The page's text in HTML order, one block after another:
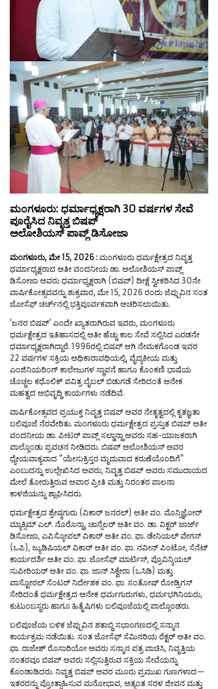
ಮಂಗಳೂರು: ಧರ್ಮಾಧ್ಯಕ್ಷರಾಗಿ 30 ವರ್ಷಗಳ ಸೇವೆ
ಪೂರೈಸಿದ ನಿವೃತ್ತ ಬಿಷಪ್
ಅಲೋಶಿಯಸ್ ಪಾವ್ಲ್ ಡಿಸೋಜಾ
ಮಂಗಳೂರು, ಮೇ 15, 2026 : ಮಂಗಳೂರು ಧರ್ಮಕ್ಷೇತ್ರದ ನಿವೃತ್ತ
ಧರ್ಮಾಧ್ಯಕ್ಷರಾದ ಅತೀ ವಂದನೀಯ ಡಾ. ಅಲೋಶಿಯಸ್ ಪಾವ್ಲ್
ಡಿಸೋಜಾ ಅವರು ಧರ್ಮಾಧ್ಯಕ್ಷರಾಗಿ (ಬಿಷಪ್) ದೀಕ್ಷೆ ಸ್ವೀಕರಿಸಿದ 30ನೇ
ವಾರ್ಷಿಕೋತ್ಸವವನ್ನು ಶುಕ್ರವಾರ, ಮೇ 15, 2026 ರಂದು ಜೆಪ್ಪುವಿನ ಸಂತ
ಜೋಸೆಫ್ ಚರ್ಚ್‌ನಲ್ಲಿ ಭಕ್ತಿಪೂರ್ವಕವಾಗಿ ಆಚರಿಸಲಾಯಿತು.
‘ಜನರ ಬಿಷಪ್’ ಎಂದೇ ಖ್ಯಾತರಾಗಿರುವ ಇವರು, ಮಂಗಳೂರು
ಧರ್ಮಕ್ಷೇತ್ರದ ಇತಿಹಾಸದಲ್ಲಿ ಅತೀ ಹೆಚ್ಚು ಕಾಲ ಸೇವೆ ಸಲ್ಲಿಸಿದ ಎರಡನೇ
ಧರ್ಮಾಧ್ಯಕ್ಷರಾಗಿದ್ದಾರೆ. 1996ರಲ್ಲಿ ಬಿಷಪ್ ಆಗಿ ನೇಮಕಗೊಂಡ ಇವರ
22 ವರ್ಷಗಳ ಸಕ್ರಿಯ ಅಧಿಕಾರಾವಧಿಯಲ್ಲಿ, ವೈದ್ಯಕೀಯ ಮತ್ತು
ಎಂಜಿನಿಯರಿಂಗ್ ಕಾಲೇಜುಗಳ ಸ್ಥಾಪನೆ ಹಾಗೂ ಕೊಂಕಣಿ ಭಾಷೆಯ
ಚೊಚ್ಚಲ ಕಥೊಲಿಕ್ ಪವಿತ್ರ ಬೈಬಲ್ ಬಿಡುಗಡೆ ಸೇರಿದಂತೆ ಅನೇಕ
ಮಹತ್ವದ ಅಭಿವೃದ್ಧಿ ಕಾರ್ಯಗಳು ನಡೆದಿವೆ.
ವಾರ್ಷಿಕೋತ್ಸವದ ಪ್ರಯುಕ್ತ ನಿವೃತ್ತ ಬಿಷಪ್ ಅವರ ನೇತೃತ್ವದಲ್ಲಿ ಕೃತಜ್ಞತಾ
ಬಲಿಪೂಜೆ ನೆರವೇರಿತು. ಮಂಗಳೂರು ಧರ್ಮಕ್ಷೇತ್ರದ ಪ್ರಸ್ತುತ ಬಿಷಪ್ ಅತೀ
ವಂದನೀಯ ಡಾ. ಪೀಟರ್ ಪಾವ್ಲ್ ಸಲ್ಡಾನ್ಹಾ ಅವರು ಸಹ-ಯಾಜಕರಾಗಿ
ಪಾಲ್ಗೊಂಡು ಪ್ರವಚನ ನೀಡಿದರು. ಬಿಷಪ್ ಅಲೋಶಿಯಸ್ ಅವರ
ಧ್ಯೇಯವಾಕ್ಯವಾದ “ಯೇಸುಕ್ರಿಸ್ತರ ಮೃದುವಾದ ಕರುಣೆಯೊಂದಿಗೆ”
ಎಂಬುದನ್ನು ಉಲ್ಲೇಖಿಸಿದ ಅವರು, ನಿವೃತ್ತ ಬಿಷಪ್ ಅವರು ಸಮುದಾಯದ
ಮೇಲೆ ತೋರುತ್ತಿರುವ ಅಪಾರ ಪ್ರೀತಿ ಮತ್ತು ನಿರಂತರ ಪಾಲನಾ
ಕಾಳಜಿಯನ್ನು ಶ್ಲಾಘಿಸಿದರು.
ಧರ್ಮಕ್ಷೇತ್ರದ ಶ್ರೇಷ್ಠಗುರು (ವಿಕಾರ್ ಜನರಲ್) ಅತೀ ವಂ. ಮೊನ್ಸಿಜ್ಞೋರ್
ಮ್ಯಾಕ್ಸಿಮ್ ಎಲ್. ನೊರೊನ್ಹಾ, ಚಾನ್ಸೆಲರ್ ಅತೀ ವಂ. ಡಾ. ವಿಕ್ಟರ್ ಜಾರ್ಜ್
ಡಿಸೋಜಾ, ಎಪಿಸ್ಕೋಪಲ್ ವಿಕಾರ್ ಅತೀ ವಂ. ಫಾ. ಡೇನಿಯಲ್ ವೇಗಸ್
(ಒಪಿ), ಜ್ಯುಡಿಷಿಯಲ್ ವಿಕಾರ್ ಅತೀ ವಂ. ಫಾ. ನವೀನ್ ಪಿಂಟೋ, ಸೆನೆಟ್
ಕಾರ್ಯದರ್ಶಿ ಅತೀ ವಂ. ಫಾ. ಜೋಸೆಫ್ ಮಾರ್ಟಿಸ್, ಪ್ರೊವಿನ್ಶಿಯಲ್
ಸುಪೀರಿಯರ್ ಅತೀ ವಂ. ಫಾ. ಜಾನ್ ಸಿಕ್ವೇರಾ (ಒಸಿಡಿ) ಮತ್ತು
ಪಾಸ್ಟೋರಲ್ ಸೆಂಟರ್ ನಿರ್ದೇಶಕ ವಂ. ಫಾ. ಸಂತೋಷ್ ರೋಡ್ರಿಗಸ್
ಸೇರಿದಂತೆ ಧರ್ಮಕ್ಷೇತ್ರದ ಅನೇಕ ಧರ್ಮಗುರುಗಳು, ಧರ್ಮಭಗಿನಿಯರು,
ಕುಟುಂಬಸ್ಥರು ಹಾಗೂ ಹಿತೈಷಿಗಳು ಬಲಿಪೂಜೆಯಲ್ಲಿ ಪಾಲ್ಗೊಂಡರು.
ಬಲಿಪೂಜೆಯ ಬಳಿಕ ಜೆಪ್ಪುವಿನ ಶತಾಬ್ಧಿ ಸಭಾಂಗಣದಲ್ಲಿ ಸನ್ಮಾನ
ಕಾರ್ಯಕ್ರಮ ನಡೆಯಿತು. ಸಂತ ಜೋಸೆಫ್ ಸೆಮಿನರಿಯ ರೆಕ್ಟರ್ ಅತೀ ವಂ.
ಫಾ. ರಾಜೇಶ್ ರೊಸಾರಿಯೋ ಅವರು ಸನ್ಮಾನ ಪತ್ರ ವಾಚಿಸಿ, ನಿವೃತ್ತಿಯ
ನಂತರವೂ ಬಿಷಪ್ ಅವರು ಸಲ್ಲಿಸುತ್ತಿರುವ ಸಕ್ರಿಯ ಸೇವೆಯನ್ನು
ಕೊಂಡಾಡಿದರು. ನಿವೃತ್ತ ಬಿಷಪ್ ಅವರ ಮೂರು ಪ್ರಮುಖ ಗುಣಗಳಾದ—
ಇತರರನ್ನು ಪ್ರೋತ್ಸಾಹಿಸುವ ಮನೋಭಾವ, ಅತ್ಯಂತ ಸರಳ ಜೀವನ ಮತ್ತು